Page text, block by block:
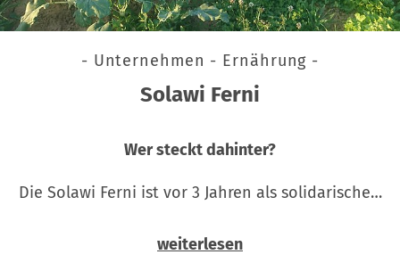
- Unternehmen - Ernährung -
Solawi Ferni
Wer steckt dahinter?
Die Solawi Ferni ist vor 3 Jahren als solidarische…
weiterlesen